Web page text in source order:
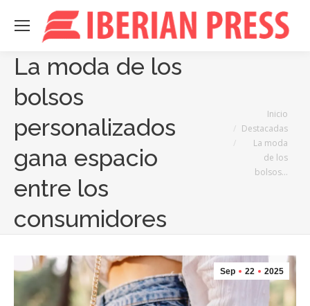
La moda de los
bolsos
personalizados
gana espacio
entre los
consumidores
Inicio
Destacadas
La moda
de los
bolsos…
Sep 22 2025